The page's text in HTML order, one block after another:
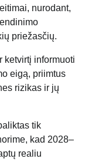
nurodant,
priežasčių.
ketvirtį informuoti
eigą, priimtus
rizikas ir jų
tik
kad 2028–
realiu